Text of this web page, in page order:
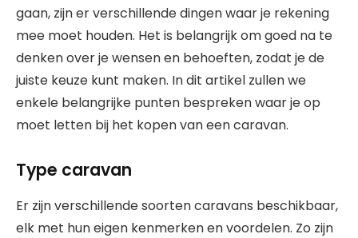
gaan, zijn er verschillende dingen waar je rekening
mee moet houden. Het is belangrijk om goed na te
denken over je wensen en behoeften, zodat je de
juiste keuze kunt maken. In dit artikel zullen we
enkele belangrijke punten bespreken waar je op
moet letten bij het kopen van een caravan.
Type caravan
Er zijn verschillende soorten caravans beschikbaar,
elk met hun eigen kenmerken en voordelen. Zo zijn